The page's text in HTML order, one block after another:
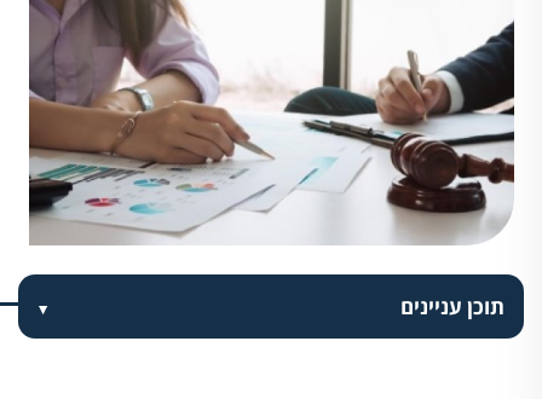
תוכן עניינים